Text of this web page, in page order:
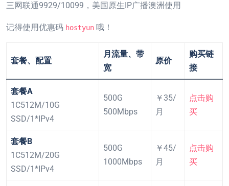
三网联通9929/10099，美国原生IP广播澳洲使用
记得使用优惠码 hostyun 哦！
套餐、配置
月流量、带
宽
原价
购买链
接
套餐A
1C512M/10G
SSD/1*IPv4
500G
500Mbps
￥35/
月
点击购
买
套餐B
1C512M/20G
SSD/1*IPv4
500G
1000Mbps
￥45/
月
点击购
买